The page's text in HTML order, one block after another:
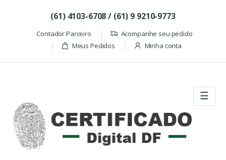
(61) 4103-6708 / (61) 9 9210-9773
Contador Parceiro
Acompanhe seu pedido
Meus Pedidos
Minha conta
☰